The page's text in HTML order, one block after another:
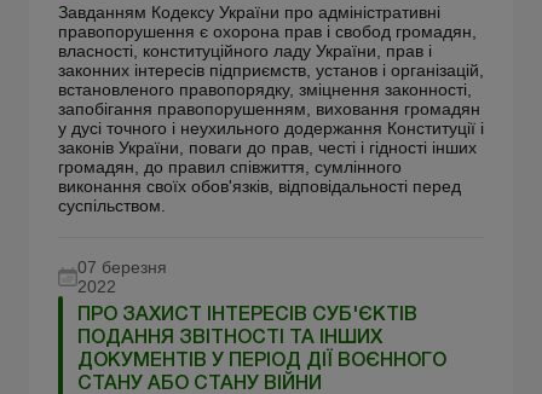
Завданням Кодексу України про адміністративні
правопорушення є охорона прав і свобод громадян,
власності, конституційного ладу України, прав і
законних інтересів підприємств, установ і організацій,
встановленого правопорядку, зміцнення законності,
запобігання правопорушенням, виховання громадян
у дусі точного і неухильного додержання Конституції і
законів України, поваги до прав, честі і гідності інших
громадян, до правил співжиття, сумлінного
виконання своїх обов'язків, відповідальності перед
суспільством.
07 березня
2022
ПРО ЗАХИСТ ІНТЕРЕСІВ СУБ'ЄКТІВ
ПОДАННЯ ЗВІТНОСТІ ТА ІНШИХ
ДОКУМЕНТІВ У ПЕРІОД ДІЇ ВОЄННОГО
СТАНУ АБО СТАНУ ВІЙНИ